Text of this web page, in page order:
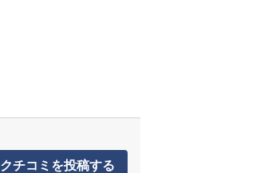
クチコミを投稿する